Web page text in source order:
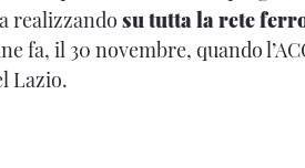
realizzando su tutta la rete
fa, il 30 novembre, quando
Lazio.